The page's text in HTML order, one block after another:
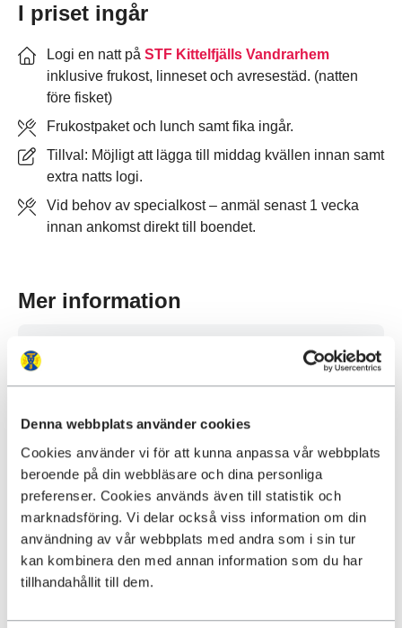
Denna webbplats använder cookies
Cookies använder vi för att kunna anpassa vår webbplats
beroende på din webbläsare och dina personliga
preferenser. Cookies används även till statistik och
marknadsföring. Vi delar också viss information om din
användning av vår webbplats med andra som i sin tur
kan kombinera den med annan information som du har
tillhandahållit till dem.
I priset ingår
Logi en natt på STF Kittelfjälls Vandrarhem
inklusive frukost, linneset och avresestäd. (natten
före fisket)
Frukostpaket och lunch samt fika ingår.
Tillval: Möjligt att lägga till middag kvällen innan samt
extra natts logi.
Vid behov av specialkost – anmäl senast 1 vecka
innan ankomst direkt till boendet.
Mer information
Bokningsvillkor
Karta
Navigera förbi karta.